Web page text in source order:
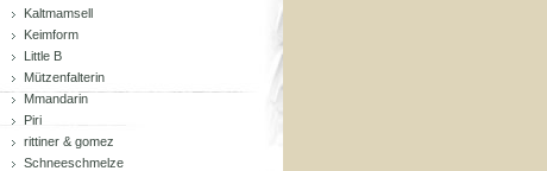
Kaltmamsell
Keimform
Little B
Mützenfalterin
Mmandarin
Piri
rittiner & gomez
Schneeschmelze